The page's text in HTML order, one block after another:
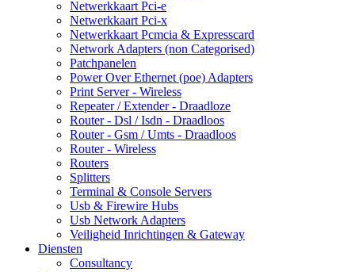
Netwerkkaart Pci-e
Netwerkkaart Pci-x
Netwerkkaart Pcmcia & Expresscard
Network Adapters (non Categorised)
Patchpanelen
Power Over Ethernet (poe) Adapters
Print Server - Wireless
Repeater / Extender - Draadloze
Router - Dsl / Isdn - Draadloos
Router - Gsm / Umts - Draadloos
Router - Wireless
Routers
Splitters
Terminal & Console Servers
Usb & Firewire Hubs
Usb Network Adapters
Veiligheid Inrichtingen & Gateway
Diensten
Consultancy